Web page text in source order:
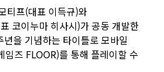
티프(대표 이득규)와
코이누마 히사시)가 공동 개발한
을 기념하는 타이틀로 모바일
즈 FLOOR)를 통해 플레이할 수